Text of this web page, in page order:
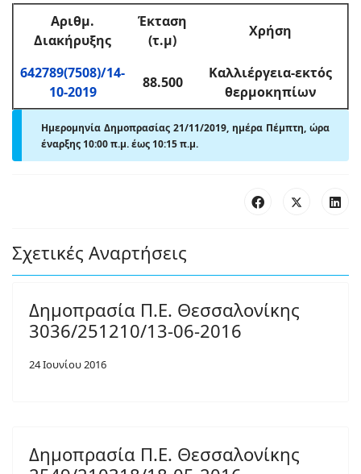
Αριθμ.
Διακήρυξης
Έκταση
(τ.μ)
Χρήση
642789(7508)/14-
10-2019
88.500
Καλλιέργεια-εκτός
θερμοκηπίων
Ημερομηνία Δημοπρασίας 21/11/2019, ημέρα Πέμπτη, ώρα
έναρξης 10:00 π.μ. έως 10:15 π.μ.
Σχετικές Αναρτήσεις
Δημοπρασία Π.Ε. Θεσσαλονίκης
3036/251210/13-06-2016
24 Ιουνίου 2016
Δημοπρασία Π.Ε. Θεσσαλονίκης